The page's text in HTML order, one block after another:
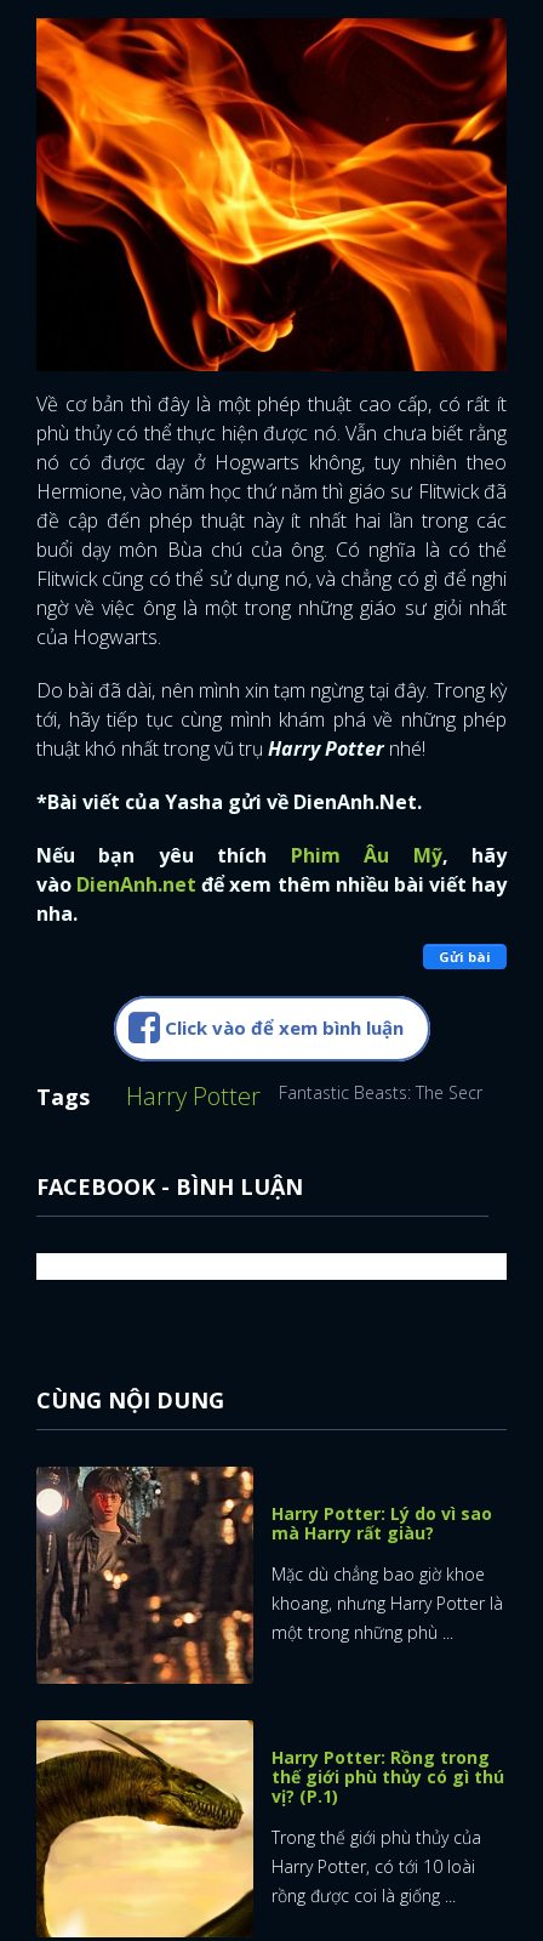
ĐĂNG NHẬP
Về cơ bản thì đây là một phép thuật cao cấp, có rất ít
phù thủy có thể thực hiện được nó. Vẫn chưa biết rằng
nó có được dạy ở Hogwarts không, tuy nhiên theo
Hermione, vào năm học thứ năm thì giáo sư Flitwick đã
đề cập đến phép thuật này ít nhất hai lần trong các
buổi dạy môn Bùa chú của ông. Có nghĩa là có thể
Flitwick cũng có thể sử dụng nó, và chẳng có gì để nghi
ngờ về việc ông là một trong những giáo sư giỏi nhất
của Hogwarts.
Do bài đã dài, nên mình xin tạm ngừng tại đây. Trong kỳ
tới, hãy tiếp tục cùng mình khám phá về những phép
thuật khó nhất trong vũ trụ Harry Potter nhé!
*Bài viết của Yasha gửi về DienAnh.Net.
Nếu bạn yêu thích Phim Âu Mỹ, hãy
vào DienAnh.net để xem thêm nhiều bài viết hay
nha.
Gửi bài
Click vào để xem bình luận
Tags Harry Potter Fantastic Beasts: The Secrets of
FACEBOOK - BÌNH LUẬN
CÙNG NỘI DUNG
Harry Potter: Lý do vì sao
mà Harry rất giàu?
Mặc dù chẳng bao giờ khoe
khoang, nhưng Harry Potter là
một trong những phù ...
Harry Potter: Rồng trong
thế giới phù thủy có gì thú
vị? (P.1)
Trong thế giới phù thủy của
Harry Potter, có tới 10 loài
rồng được coi là giống ...